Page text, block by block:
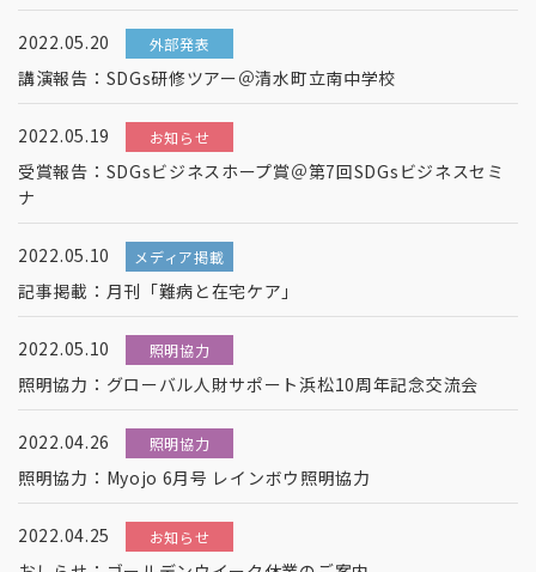
2022.05.20 外部発表
講演報告：SDGs研修ツアー＠清水町立南中学校
2022.05.19 お知らせ
受賞報告：SDGsビジネスホープ賞＠第7回SDGsビジネスセミ
ナ
2022.05.10 メディア掲載
記事掲載：月刊「難病と在宅ケア」
2022.05.10 照明協力
照明協力：グローバル人財サポート浜松10周年記念交流会
2022.04.26 照明協力
照明協力：Myojo 6月号 レインボウ照明協力
2022.04.25 お知らせ